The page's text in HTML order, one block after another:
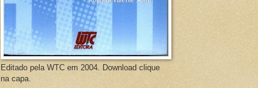
Editado pela WTC em 2004. Download clique
na capa.